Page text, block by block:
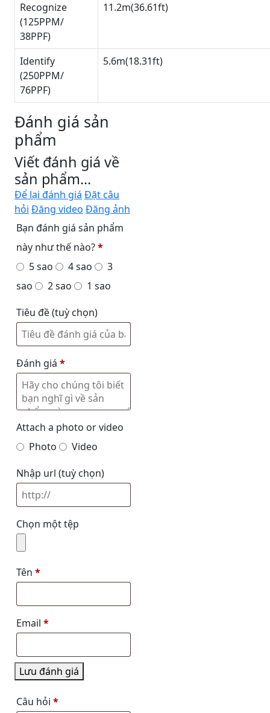
Recognize
(125PPM/
38PPF)
11.2m(36.61ft)
Identify
(250PPM/
76PPF)
5.6m(18.31ft)
Đánh giá sản
phẩm
Viết đánh giá về
sản phẩm...
Để lại đánh giá Đặt câu
hỏi Đăng video Đăng ảnh
Bạn đánh giá sản phẩm
này như thế nào?*
5 sao
4 sao
3
sao
2 sao
1 sao
Tiêu đề(tuỳ chọn)
Đánh giá *
Attach a photo or video
Photo
Video
Nhập url (tuỳ chọn)
Chọn một tệp
Tên *
Email *
Lưu đánh giá
Câu hỏi *